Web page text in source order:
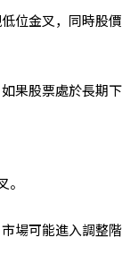
位金叉，同時股
果股票處於長期
場可能進入調整